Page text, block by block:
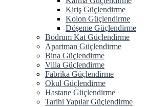
Kiriş Güçlendirme
Kolon Güçlendirme
Döşeme Güçlendirme
Bodrum Kat Güçlendirme
Apartman Güçlendirme
Bina Güçlendirme
Villa Güçlendirme
Fabrika Güçlendirme
Okul Güçlendirme
Hastane Güçlendirme
Tarihi Yapılar Güçlendirme